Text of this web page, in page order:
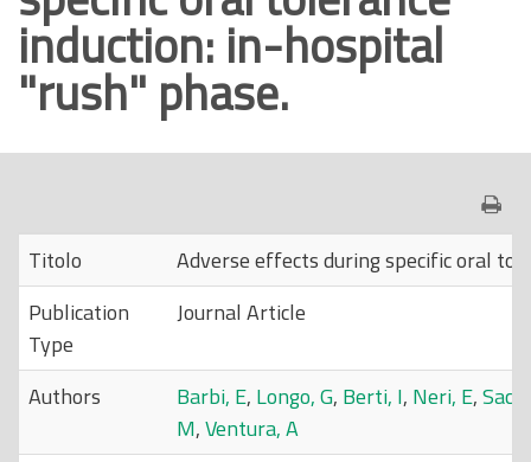
n
induction: in-hospital
"rush" phase.
Titolo
Adverse effects during specific oral
Publication
Type
Journal Article
Authors Barbi, E, Longo, G, Berti, I, Neri, E,
M,Ventura, A